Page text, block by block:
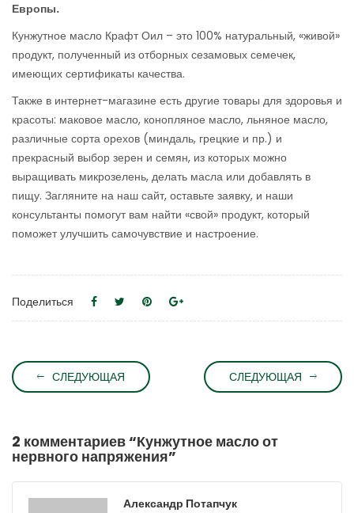
Европы.
Кунжутное масло Крафт Оил – это 100% натуральный, «живой»
продукт, полученный из отборных сезамовых семечек,
имеющих сертификаты качества.
Также в интернет-магазине есть другие товары для здоровья и
красоты: маковое масло, конопляное масло, льняное масло,
различные сорта орехов (миндаль, грецкие и пр.) и
прекрасный выбор зерен и семян, из которых можно
выращивать микрозелень, делать масла или добавлять в
пищу. Загляните на наш сайт, оставьте заявку, и наши
консультанты помогут вам найти «свой» продукт, который
поможет улучшить самочувствие и настроение.
Поделиться
СЛЕДУЮЩАЯ СЛЕДУЮЩАЯ
2 комментариев “Кунжутное масло от
нервного напряжения”
Александр Потапчук